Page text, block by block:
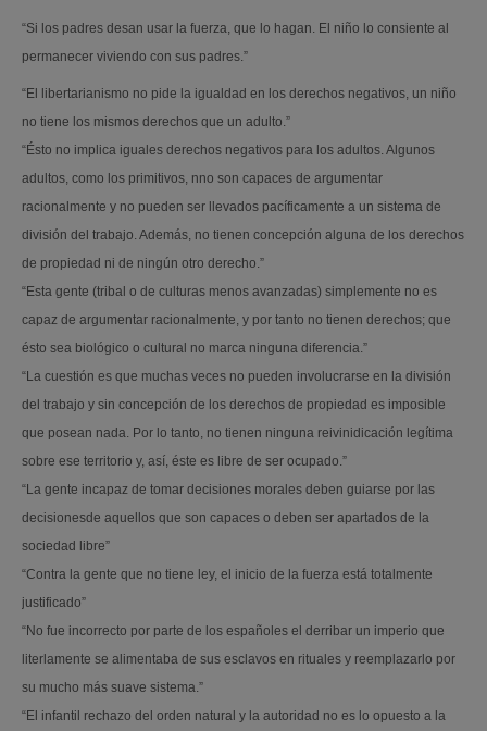
“Si los padres desan usar la fuerza, que lo hagan. El niño lo consiente al
permanecer viviendo con sus padres.”
“El libertarianismo no pide la igualdad en los derechos negativos, un niño
no tiene los mismos derechos que un adulto.”
“Ésto no implica iguales derechos negativos para los adultos. Algunos
adultos, como los primitivos, nno son capaces de argumentar
racionalmente y no pueden ser llevados pacíficamente a un sistema de
división del trabajo. Además, no tienen concepción alguna de los derechos
de propiedad ni de ningún otro derecho.”
“Esta gente (tribal o de culturas menos avanzadas) simplemente no es
capaz de argumentar racionalmente, y por tanto no tienen derechos; que
ésto sea biológico o cultural no marca ninguna diferencia.”
“La cuestión es que muchas veces no pueden involucrarse en la división
del trabajo y sin concepción de los derechos de propiedad es imposible
que posean nada. Por lo tanto, no tienen ninguna reivinidicación legítima
sobre ese territorio y, así, éste es libre de ser ocupado.”
“La gente incapaz de tomar decisiones morales deben guiarse por las
decisionesde aquellos que son capaces o deben ser apartados de la
sociedad libre”
“Contra la gente que no tiene ley, el inicio de la fuerza está totalmente
justificado”
“No fue incorrecto por parte de los españoles el derribar un imperio que
literlamente se alimentaba de sus esclavos en rituales y reemplazarlo por
su mucho más suave sistema.”
“El infantil rechazo del orden natural y la autoridad no es lo opuesto a la